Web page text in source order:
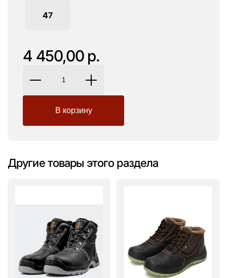
47
4 450,00 р.
Другие товары этого раздела